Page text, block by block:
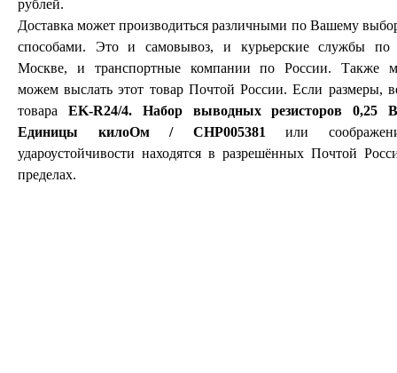
рублей.
Доставка может производиться различными по Вашему
способами. Это и самовывоз, и курьерские службы по
Москве, и транспортные компании по России. Также
можем выслать этот товар Почтой России. Если размеры,
товара EK-R24/4. Набор выводных резисторов 0,25
Единицы килоОм / CHP005381
или
удароустойчивости находятся в разрешённых Почтой
пределах.